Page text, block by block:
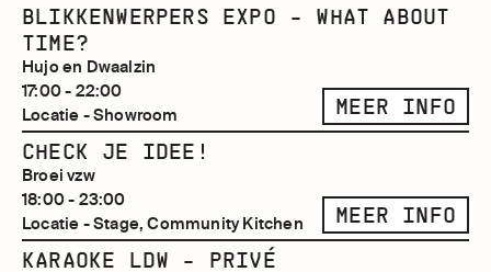
BLIKKENWERPERS EXPO - WHAT ABOUT
TIME?
Hujo en Dwaalzin
17:00 - 22:00
Locatie - Showroom
MEER INFO
CHECK JE IDEE!
Broei vzw
18:00 - 23:00
Locatie - Stage, Community Kitchen
MEER INFO
KARAOKE LDW - PRIVÉ